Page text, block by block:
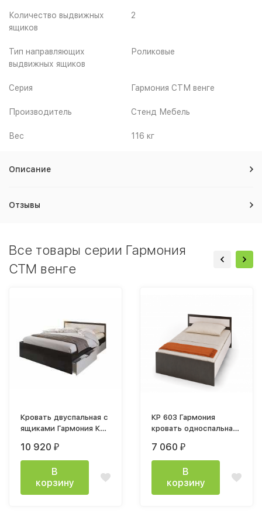
Количество выдвижных
ящиков
2
Тип направляющих
выдвижных ящиков
Роликовые
Серия Гармония СТМ венге
Производитель Стенд Мебель
Вес 116 кг
Описание
Отзывы
Все товары серии Гармония
СТМ венге
Кровать двуспальная с
ящиками Гармония КР
белфорт
10 920 ₽
В
корзину
КР 603 Гармония
кровать односпальная
7 060 ₽
В
корзину